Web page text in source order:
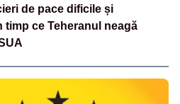
de pace dificile și
ce Teheranul neagă